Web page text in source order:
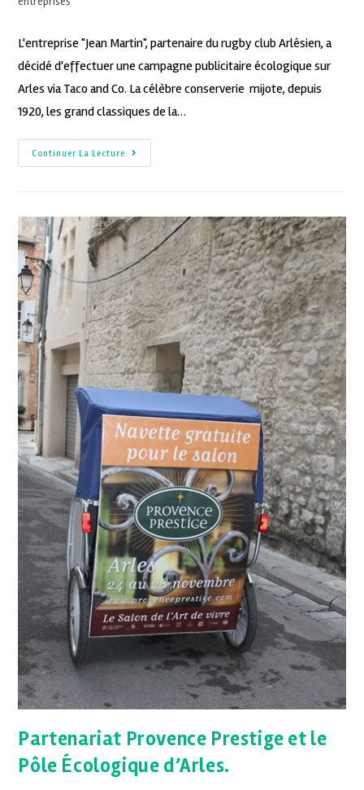
L'entreprise "Jean Martin", partenaire du rugby club Arlésien, a
décidé d'effectuer une campagne publicitaire écologique sur
Arles via Taco and Co. La célèbre conserverie mijote, depuis
1920, les grand classiques de la…
Continuer La Lecture
Partenariat Provence Prestige et le
Pôle Écologique d’Arles.